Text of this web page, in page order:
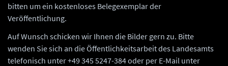
bitten um ein kostenloses Belegexemplar der
Veröffentlichung.
Auf Wunsch schicken wir Ihnen die Bilder gern zu. Bitte
wenden Sie sich an die Öffentlichkeitsarbeit des Landesamts
telefonisch unter +49 345 5247-384 oder per E-Mail unter